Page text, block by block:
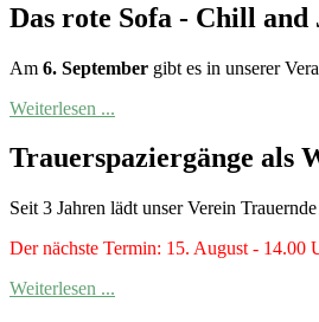
Das rote Sofa - Chill
Am 6. September gibt es in unserer
Weiterlesen ...
Trauerspaziergänge als
Seit 3 Jahren lädt unser Verein
Der nächste Termin: 15. August - 14.00
Weiterlesen ...